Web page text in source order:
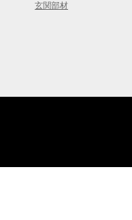
玄関部材